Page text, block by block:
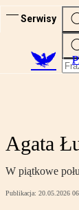
Serwisy
Agata
W piątkowe
Publikacja: 20.05.2026